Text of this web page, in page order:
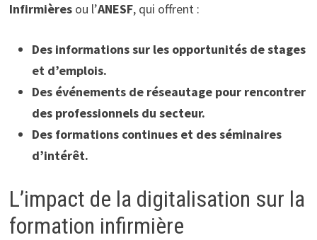
Infirmièresou l’ANESF, qui offrent :
Des informations sur les opportunités de stages
et d’emplois.
Des événements de réseautage pour rencontrer
des professionnels du secteur.
Des formations continues et des séminaires
d’intérêt.
L’impact de la digitalisation sur la
formation infirmière